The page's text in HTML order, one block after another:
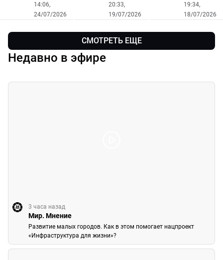
причины
ночного
14:06,
24/07/2026
давно»:
как
превращает
советское
20:33,
19/07/2026
Тбилиси:
кюрте,
песни на
19:34,
18/07/2026
СМОТРЕТЬ ЕЩЕ
Недавно в эфире
3 часа назад
Мир. Мнение
Развитие малых городов. Как в этом помогает нацпроект
«Инфраструктура для жизни»?